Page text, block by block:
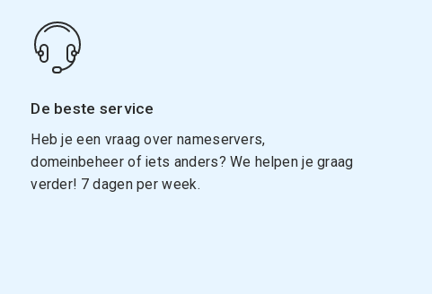
De beste service
Heb je een vraag over nameservers,
domeinbeheer of iets anders? We helpen je graag
verder! 7 dagen per week.